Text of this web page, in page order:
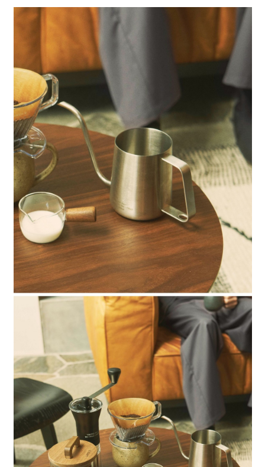
【繳款方式說明】
1.分期款項不併入電信帳單，「大哥付你分期」於每月結算日後寄送繳費提
2.透過簡訊連結打開帳單後，可選擇「超商條碼／台灣大直營門市／銀行轉
帳／街口支付／iPASS MONEY」等通路繳費。
【注意事項】
1.本服務係由「台灣大哥大股份有限公司」（以下簡稱本公司）所提供，讓
用戶於交易時，得透過本服務購買商品或服務，並由商店將買賣／分期付款
買賣價金債權讓與本公司後，依約使用本公司帳單繳交帳款。
2.基於同意付款使用「大哥付你分期」之契約關係目的，商店將以您的個人
資料（包含姓名、電話或地址）提供予台灣大哥大進項蒐集、處理及利用，
由本公司與您本人進行分期帳單所需資料之確認、核對及更正。
3.完整用戶服務條款，請詳閱以下連結：
https://oppay.tw/userRule
３．安心：先確認商品／服務後，再付款。
２．訂單成立數日內，您將收到繳費通知簡訊。
３．收到繳費通知簡訊後14天內，點擊此簡訊中的連結，可透過四大超商／
ATM／網路銀行／等多元方式進行付款，方視為交易完成。
※ 請注意：結帳手續完成當下不需立刻繳費，但若您需要取消訂單，請聯絡
購買商品的店家。未經商家同意取消之訂單仍視為有效，需透過AFTEE先享
後付繳納相關費用。
※ 交易是否成功請以「AFTEE先享後付 」之結帳頁面顯示為準，若有關於
是否繳費成功／繳費後需取消欲退款等相關疑問，請聯繫「AFTEE先享後付
客戶支援中心」
https://netprotections.freshdesk.com/support/home
【注意事項】
１．透過由恩沛科技股份有限公司提供之「AFTEE先享後付」服務完成之交
易，需依本服務之必要範圍內提供個人資料，並將交易相關給付款項請求債
權轉讓予恩沛科技股份有限公司。
２．關於個人資料處理事宜，請瀏覽以下網址：https://aftee.tw/terms/#terms3
３．未成年的使用者請事先徵得法定代理人或監護人之同意方可使用
「AFTEE先享後付」，若未經同意申辦者引起之損失，本公司不負相關責
任。
４．使用「AFTEE先享後付」時，將依據個別帳號之用戶狀況，依本公司即
時審查核予不同之上限額度；若仍有額度不足之情形，本公司將視審查結果
請求用戶進行身份認證。
５．嚴禁一人註冊多個帳號或使用他人資訊註冊。若發現惡意使用之情形，
恩沛科技股份有限公司將有權停止該用戶之使用額度並採取法律行動。
每筆NT$80，滿NT$888(含以上)免運費
每筆NT$80，滿NT$888(含以上)免運費
7-11 取貨付款
每筆NT$80，滿NT$1,500(含以上)免運費
付款後 7-11取貨
每筆NT$80，滿NT$1,500(含以上)免運費
宅配
每筆NT$80，滿NT$1,500(含以上)免運費